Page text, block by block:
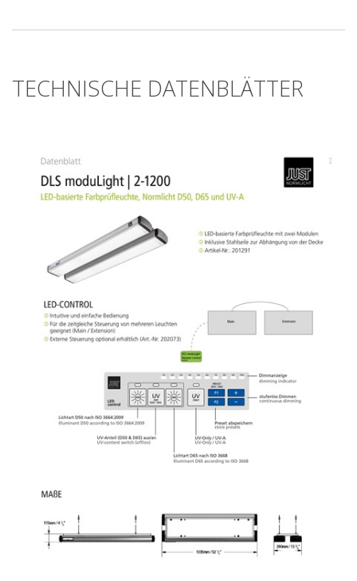
TECHNISCHE DATENBLÄTTER